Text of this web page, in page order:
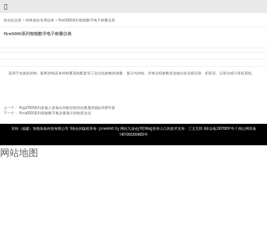
自动化仪表> 特殊场合专用仪表> fbw5000系列智能数字电子称重仪表
fbw5000系列智能数字电子称重仪表
适用于包装机控制、配料控制及各种称重系统配套等工业过程参数的测量、显示与控制，并将过程参数变送输出给后级仪表、积算仪、记录仪或计算机系统。
上一个： fbga7000系列多输入多输出间歇控制光柱数显高级pid调节器
下一个： fboa5000系列智能数字氧含量显示控制变送仪
百特（福建）智能装备科技有限公司 9游会的版权所有- powered by 网站九游会j9官网ag登录入口的技术支持：三五互联 闽icp备23076691号-1 闽公网安备
14010602004605号
网站地图